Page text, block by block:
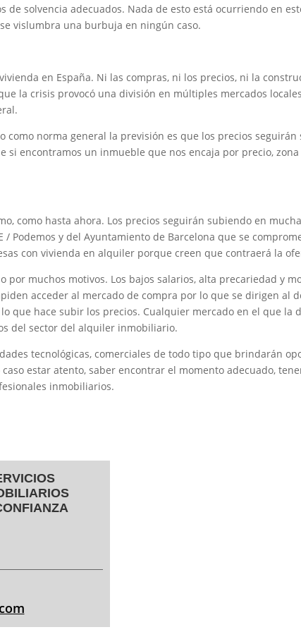
de solvencia adecuados. Nada de esto está ocurriendo en
vislumbra una burbuja en ningún caso.
en España. Ni las compras, ni los precios, ni la
la crisis provocó una división en múltiples mercados
como norma general la previsión es que los precios
si encontramos un inmueble que nos encaja por precio,
como hasta ahora. Los precios seguirán subiendo en
/ Podemos y del Ayuntamiento de Barcelona que se
con vivienda en alquiler porque creen que contraerá la
muchos motivos. Los bajos salarios, alta precariedad y
acceder al mercado de compra por lo que se dirigen al
que hace subir los precios. Cualquier mercado en el que la
del sector del alquiler inmobiliario.
tecnológicas, comerciales de todo tipo que brindarán
estar atento, saber encontrar el momento adecuado,
inmobiliarios.